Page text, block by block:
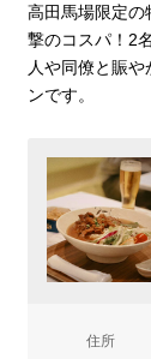
高田馬場限定の
撃のコスパ！2
人や同僚と賑
ンです。
住所